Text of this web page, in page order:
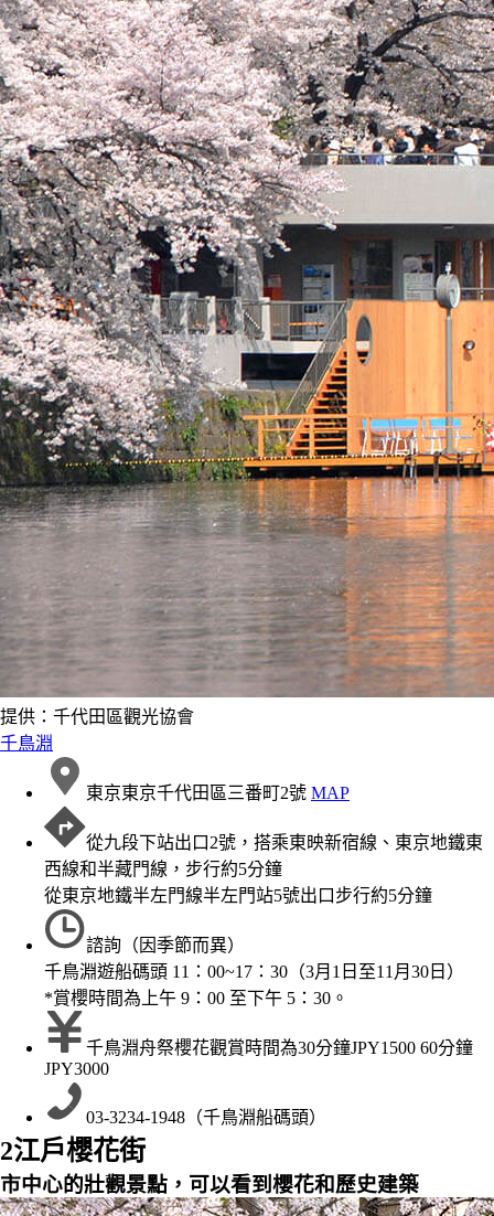
提供：千代田區觀光協會
千鳥淵
東京東京千代田區三番町2號 MAP
從九段下站出口2號，搭乘東映新宿線、東京地鐵東
西線和半藏門線，步行約5分鐘
從東京地鐵半左門線半左門站5號出口步行約5分鐘
諮詢（因季節而異）
千鳥淵遊船碼頭 11：00~17：30（3月1日至11月30日）
*賞櫻時間為上午 9：00 至下午 5：30。
千鳥淵舟祭櫻花觀賞時間為30分鐘JPY1500 60分鐘
JPY3000
03-3234-1948（千鳥淵船碼頭）
2江戶櫻花街
市中心的壯觀景點，可以看到櫻花和歷史建築